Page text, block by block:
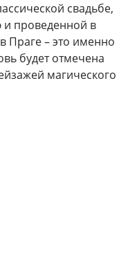
свадьбе,
и проведенной в
Праге – это именно
будет отмечена
магического